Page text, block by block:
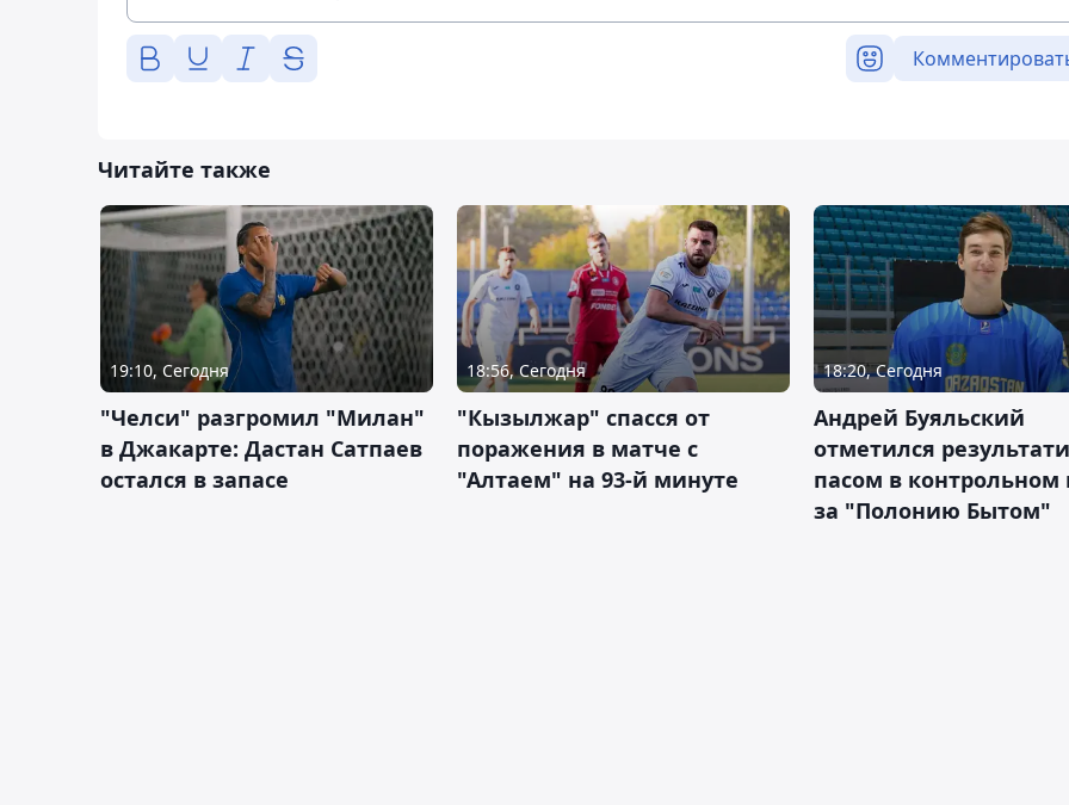
Читайте также
19:10, Сегодня
"Челси" разгромил "Милан"
в Джакарте: Дастан Сатпаев
остался в запасе
18:56, Сегодня
"Кызылжар" спасся от
поражения в матче с
"Алтаем" на 93-й минуте
18:20, Сегодня
Андрей Буяльский
отметился
пасом в контрольном
за "Полонию Бытом"